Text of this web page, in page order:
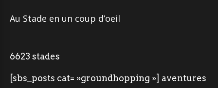
Au Stade en un coup d’oeil
6623 stades
[sbs_posts cat= »groundhopping »] aventures